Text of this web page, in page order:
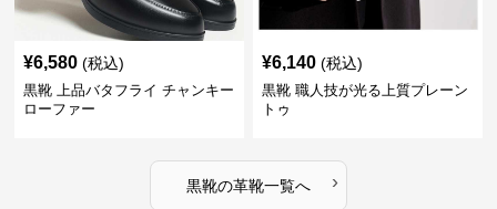
¥6,580 (税込)
黒靴 上品バタフライ チャンキー
ローファー
¥6,140 (税込)
黒靴 職人技が光る上質プレーン
トゥ
黒靴の革靴一覧へ ›